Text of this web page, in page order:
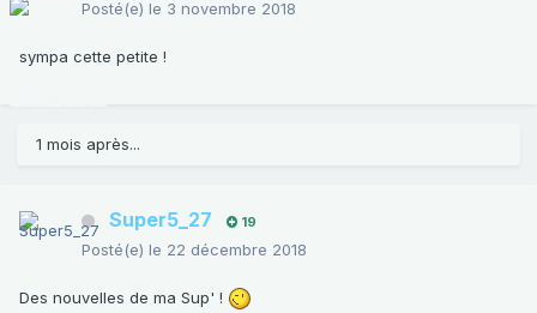
Posté(e) le 3 novembre 2018
sympa cette petite !
1 mois après...
Super5_27 19
Posté(e) le 22 décembre 2018
Des nouvelles de ma Sup' !